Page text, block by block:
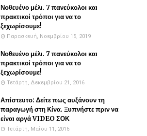
Νοθευένο μέλι. 7 πανεύκολοι και
πρακτικοί τρόποι για να το
ξεχωρίσουμε!
Παρασκευή, Νοεμβρίου 15, 2019
Νοθευένο μέλι. 7 πανεύκολοι και
πρακτικοί τρόποι για να το
ξεχωρίσουμε!
Τετάρτη, Δεκεμβρίου 21, 2016
Απίστευτο: Δείτε πως αυξάνουν τη
παραγωγή στη Κίνα. Ξυπνήστε πριν να
είναι αργά VIDEO ΣΟΚ
Τετάρτη, Μαΐου 11, 2016